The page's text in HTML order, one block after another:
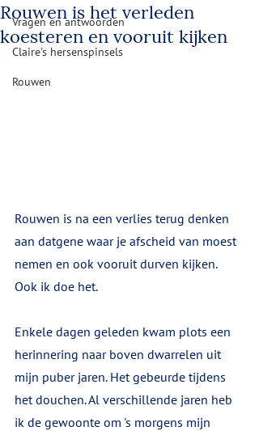
Vragen en antwoorden
Claire's hersenspinsels
Rouwen
Rouwen is het verleden
koesteren en vooruit kijken
Rouwen is na een verlies terug denken
aan datgene waar je afscheid van moest
nemen en ook vooruit durven kijken.
Ook ik doe het.
Enkele dagen geleden kwam plots een
herinnering naar boven dwarrelen uit
mijn puber jaren. Het gebeurde tijdens
het douchen. Al verschillende jaren heb
ik de gewoonte om 's morgens mijn